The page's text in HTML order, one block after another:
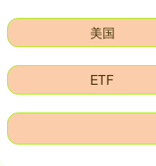
美国
ETF